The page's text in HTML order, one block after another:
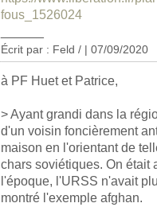
fous_1526024
Écrit par : Feld / | 07/09/2020
à PF Huet et Patrice,
> Ayant grandi dans la
d'un voisin foncièrement
maison en l'orientant de
chars soviétiques. On était
l'époque, l'URSS n'avait
montré l'exemple afghan.